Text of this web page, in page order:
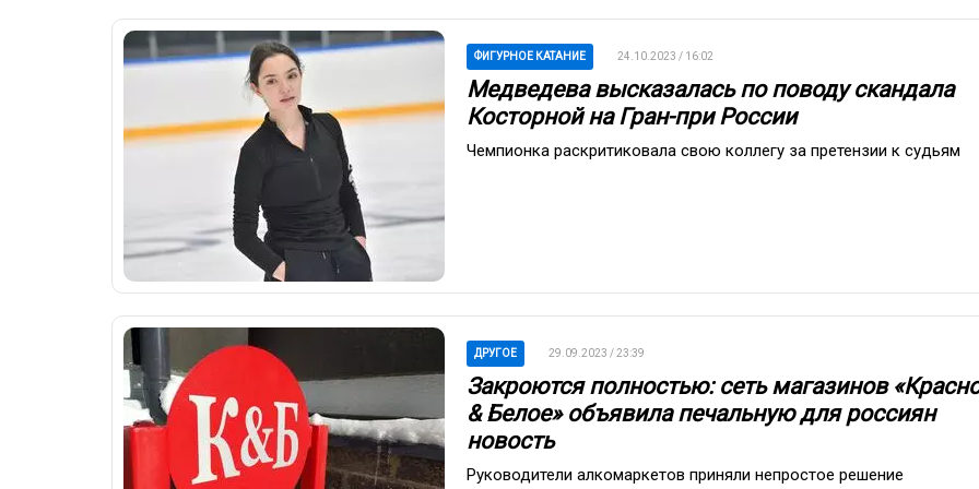
ФИГУРНОЕ КАТАНИЕ 24.10.2023 / 16:02
Медведева высказалась по поводу скандала
Косторной на Гран-при России
Чемпионка раскритиковала свою коллегу за претензии к судьям
ДРУГОЕ 29.09.2023 / 23:39
Закроются полностью: сеть магазинов
& Белое» объявила печальную для россиян
новость
Руководители алкомаркетов приняли непростое решение